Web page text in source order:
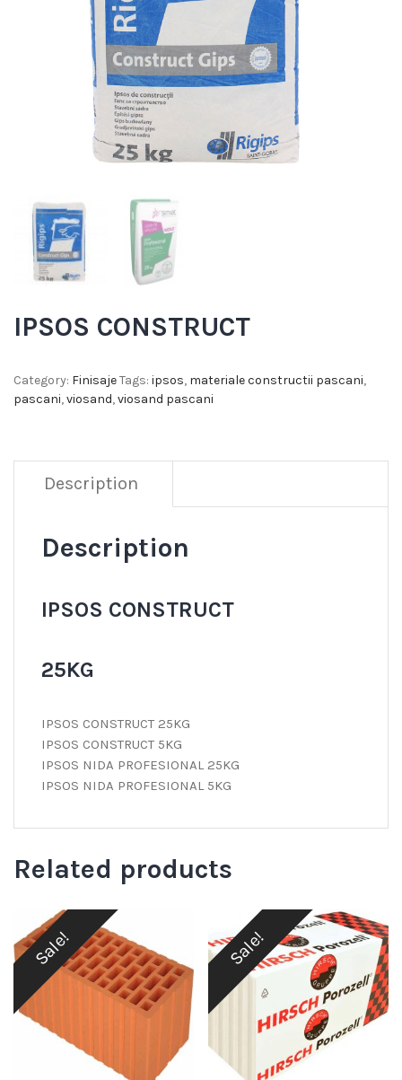
IPSOS CONSTRUCT
Category: FinisajeTags: ipsos, materiale constructii pascani,
pascani,viosand,viosand pascani
Description
Description
IPSOS CONSTRUCT
25KG
IPSOS CONSTRUCT 25KG
IPSOS CONSTRUCT 5KG
IPSOS NIDA PROFESIONAL 25KG
IPSOS NIDA PROFESIONAL 5KG
Related products
Sale! Sale!